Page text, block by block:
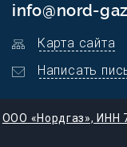
info@nord-
Карта сайта
Написать
ООО «Нордгаз», ИНН